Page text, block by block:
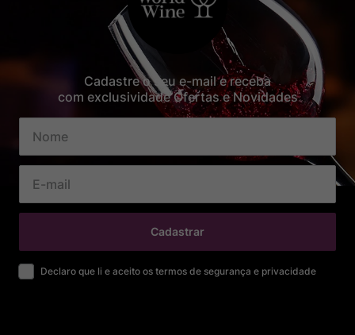
Cadastre o seu e-mail e receba
com exclusividade Ofertas e Novidades
Cadastrar
Declaro que li e aceito os termos de segurança e privacidade